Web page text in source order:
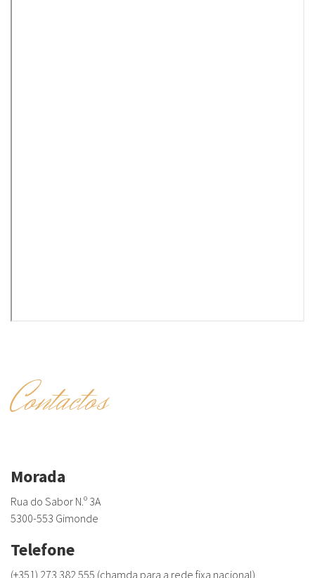
Contactos
Morada
Rua do Sabor N.º 3A
5300-553 Gimonde
Telefone
(+351) 273 382 555 (chamda para a rede fixa nacional)